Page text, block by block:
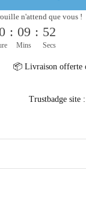
n'attend que vous !
: 09
Mins
: 52
Secs
📦 Livraison offerte